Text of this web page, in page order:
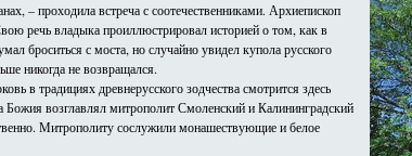
– проходила встреча с соотечественниками. Архиепископ
речь владыка проиллюстрировал историей о том, как в
броситься с моста, но случайно увидел купола русского
никогда не возвращался.
в традициях древнерусского зодчества смотрится здесь
возглавлял митрополит Смоленский и Калининградский
Митрополиту сослужили монашествующие и белое